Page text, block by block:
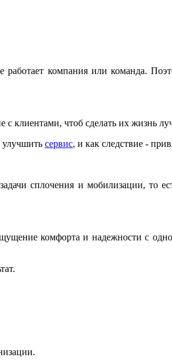
работает компания или команда.
с клиентами, чтоб сделать их жизнь
улучшить сервис, и как следствие -
сплочения и мобилизации, то
комфорта и надежности с